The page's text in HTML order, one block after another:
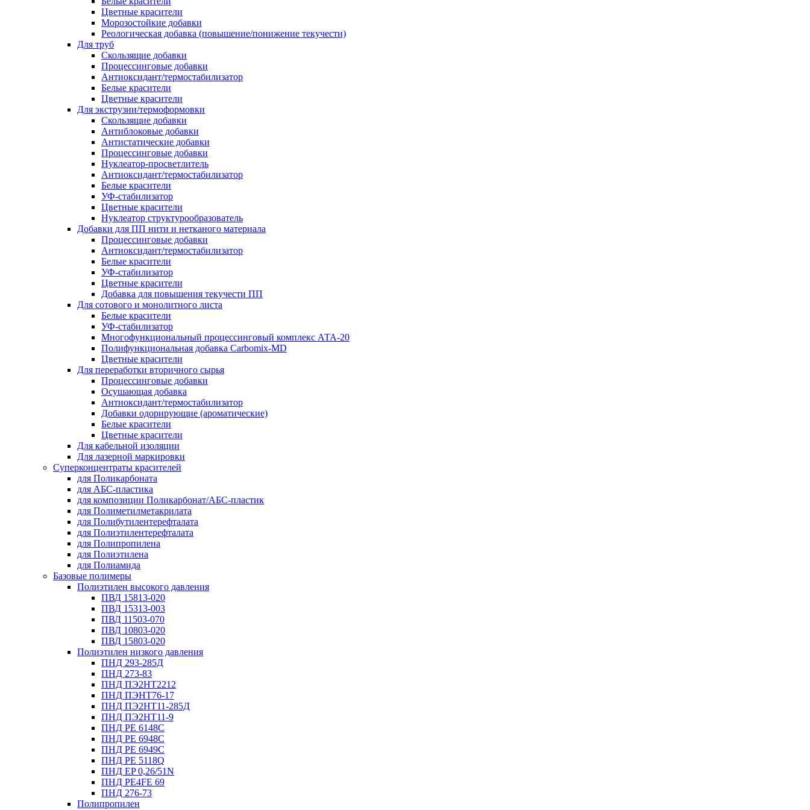
Цветные красители
Морозостойкие добавки
Реологическая добавка (повышение/понижение текучести)
Для труб
Скользящие добавки
Процессинговые добавки
Антиоксидант/термостабилизатор
Белые красители
Цветные красители
Для экструзии/термоформовки
Скользящие добавки
Антиблоковые добавки
Антистатические добавки
Процессинговые добавки
Нуклеатор-просветлитель
Антиоксидант/термостабилизатор
Белые красители
УФ-стабилизатор
Цветные красители
Нуклеатор структурообразователь
Добавки для ПП нити и нетканого материала
Процессинговые добавки
Антиоксидант/термостабилизатор
Белые красители
УФ-стабилизатор
Цветные красители
Добавка для повышения текучести ПП
Для сотового и монолитного листа
Белые красители
УФ-стабилизатор
Многофункциональный процессинговый комплекс АТА-20
Полифункциональная добавка Carbomix-MD
Цветные красители
Для переработки вторичного сырья
Процессинговые добавки
Осушающая добавка
Антиоксидант/термостабилизатор
Добавки одорирующие (ароматические)
Белые красители
Цветные красители
Для кабельной изоляции
Для лазерной маркировки
Суперконцентраты красителей
для Поликарбоната
для АБС-пластика
для композиции Поликарбонат/АБС-пластик
для Полиметилметакрилата
для Полибутилентерефталата
для Полиэтилентерефталата
для Полипропилена
для Полиэтилена
для Полиамида
Базовые полимеры
Полиэтилен высокого давления
ПВД 15813-020
ПВД 15313-003
ПВД 11503-070
ПВД 10803-020
ПВД 15803-020
Полиэтилен низкого давления
ПНД 293-285Д
ПНД 273-83
ПНД ПЭ2НТ2212
ПНД ПЭНТ76-17
ПНД ПЭ2НТ11-285Д
ПНД ПЭ2НТ11-9
ПНД PE 6148C
ПНД PE 6948C
ПНД PE 6949C
ПНД PE 5118Q
ПНД EP 0,26/51N
ПНД PE4FE 69
ПНД 276-73
Полипропилен